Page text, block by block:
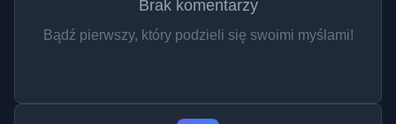
Brak komentarzy
Bądź pierwszy, który podzieli się swoimi myślami!